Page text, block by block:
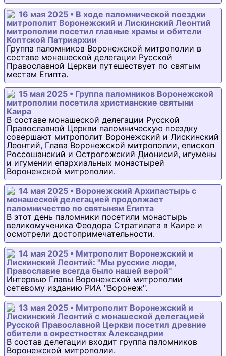
16 мая 2025 • В ходе паломнической поездки
митрополит Воронежский и Лискинский Леонтий
митрополии посетил главные храмы и обители
Коптской Патриархии
Группа паломников Воронежской митрополии в
составе монашеской делегации Русской
Православной Церкви путешествует по святым
местам Египта.
15 мая 2025 • Группа паломников Воронежской
митрополии посетила христианские святыни
Каира
В составе монашеской делегации Русской
Православной Церкви паломническую поездку
совершают митрополит Воронежский и Лискинский
Леонтий, Глава Воронежской митрополии, епископ
Россошанский и Острогожский Дионисий, игумены
и игумении епархиальных монастырей
Воронежской митрополии.
14 мая 2025 • Воронежский Архипастырь с
монашеской делегацией продолжает
паломничество по святыням Египта
В этот день паломники посетили монастырь
великомученика Феодора Стратилата в Каире и
осмотрели достопримечательности.
14 мая 2025 • Митрополит Воронежский и
Лискинский Леонтий: "Мы русские люди,
Православие всегда было нашей верой"
Интервью Главы Воронежской митрополии
сетевому изданию РИА "Воронеж".
13 мая 2025 • Митрополит Воронежский и
Лискинский Леонтий с монашеской делегацией
Русской Православной Церкви посетил древние
обители в окрестностях Александрии
В состав делегации входит группа паломников
Воронежской митрополии.